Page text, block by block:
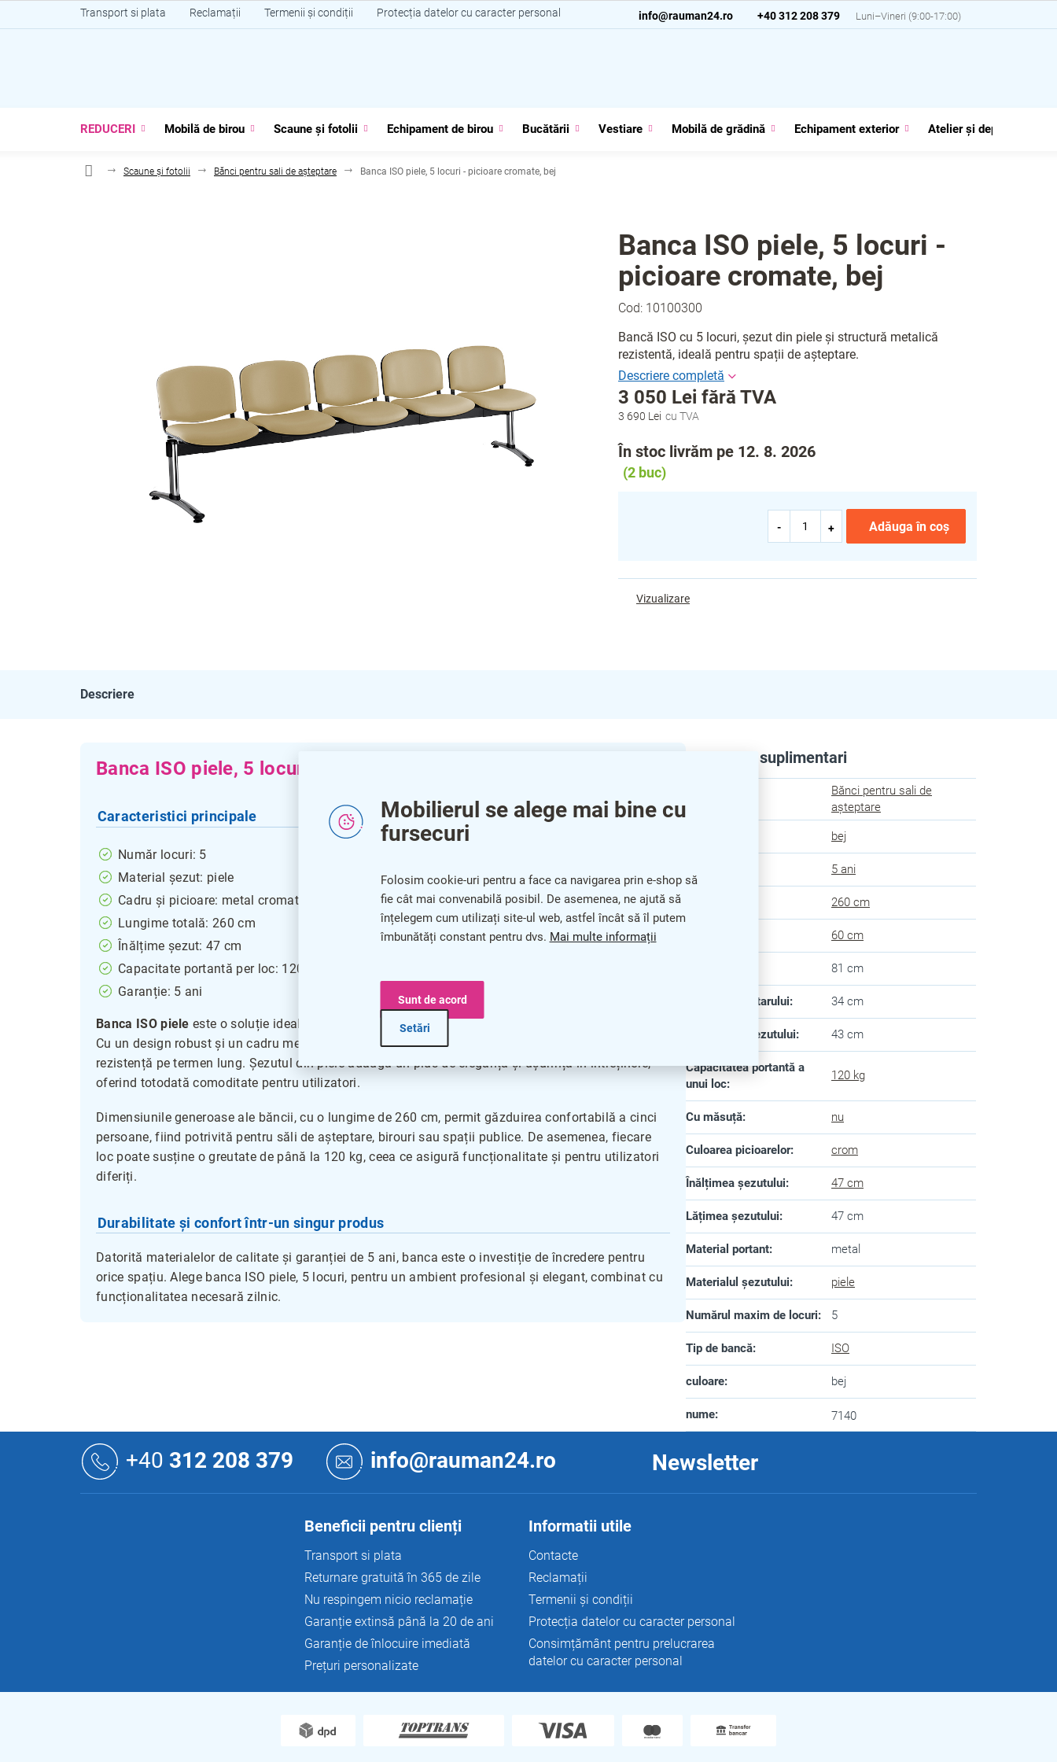
Mobilierul se alege mai bine cu
fursecuri
Folosim cookie-uri pentru a face ca navigarea prin e-shop să
fie cât mai convenabilă posibil. De asemenea, ne ajută să
înțelegem cum utilizați site-ul web, astfel încât să îl putem
îmbunătăți constant pentru dvs. Mai multe informații
Setări
Sunt de acord
la
+40 312 208 379
info@rauman24.ro
Transport si plata Reclamații Termenii și condiții Protecția datelor cu caracter personal
REDUCERI Mobilă de birou Scaune și fotolii Echipament de birou Bucătării Vestiare Mobilă de grădină Echipament exterior Atelier și depozit
Scaune și fotolii Bănci pentru sali de așteptare Banca ISO piele, 5 locuri - picioare cromate, bej
Banca ISO piele, 5 locuri -
picioare cromate, bej
Cod: 10100300
Bancă ISO cu 5 locuri, șezut din piele și structură metalică
rezistentă, ideală pentru spații de așteptare.
3 690 Lei
3 050 Lei fără TVA
Evaluare
În stoc livrăm pe 12. 8. 2026
(2 buc)
Adăuga în coş
Vizualizare
Descriere
Banca ISO piele, 5 locuri - picioare cromate
Caracteristici principale
Număr locuri: 5
Material șezut: piele
Cadru și picioare: metal cromat
Lungime totală: 260 cm
Înălțime șezut: 47 cm
Capacitate portantă per loc: 120 kg
Garanție: 5 ani
Banca ISO piele este o soluție ideală pentru spațiile unde confortul și durabilitatea sunt esențiale.
Cu un design robust și un cadru metalic cromat, această bancă oferă o stabilitate excelentă și o
rezistență pe termen lung. Șezutul din piele adaugă un plus de eleganță și ușurință în întreținere,
oferind totodată comoditate pentru utilizatori.
Dimensiunile generoase ale băncii, cu o lungime de 260 cm, permit găzduirea confortabilă a cinci
persoane, fiind potrivită pentru săli de așteptare, birouri sau spații publice. De asemenea, fiecare
loc poate susține o greutate de până la 120 kg, ceea ce asigură funcționalitate și pentru utilizatori
diferiți.
Durabilitate și confort într-un singur produs
Datorită materialelor de calitate și garanției de 5 ani, banca este o investiție de încredere pentru
orice spațiu. Alege banca ISO piele, 5 locuri, pentru un ambient profesional și elegant, combinat cu
funcționalitatea necesară zilnic.
Parametri suplimentari
Bănci pentru sali de
așteptare
bej
5 ani
260 cm
60 cm
81 cm
Înălțimea spătarului: 34 cm
Adâncimea șezutului: 43 cm
Capacitatea portantă a
unui loc:
120 kg
Cu măsuță: nu
Culoarea picioarelor: crom
Înălțimea șezutului: 47 cm
Lățimea șezutului: 47 cm
Material portant: metal
Materialul șezutului: piele
Numărul maxim de locuri: 5
Tip de bancă: ISO
culoare: bej
nume: 7140
+40 312 208 379 info@rauman24.ro Newsletter
Beneficii pentru clienți
Transport si plata
Returnare gratuită în 365 de zile
Nu respingem nicio reclamație
Garanție extinsă până la 20 de ani
Garanție de înlocuire imediată
Prețuri personalizate
Informatii utile
Contacte
Reclamații
Termenii și condiții
Protecția datelor cu caracter personal
Consimțământ pentru prelucrarea
datelor cu caracter personal